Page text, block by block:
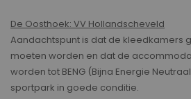
De Oosthoek: VV Hollandscheveld
Aandachtspunt is dat de kleedkamers
moeten worden en dat de
worden tot BENG (Bijna Energie
sportpark in goede conditie.